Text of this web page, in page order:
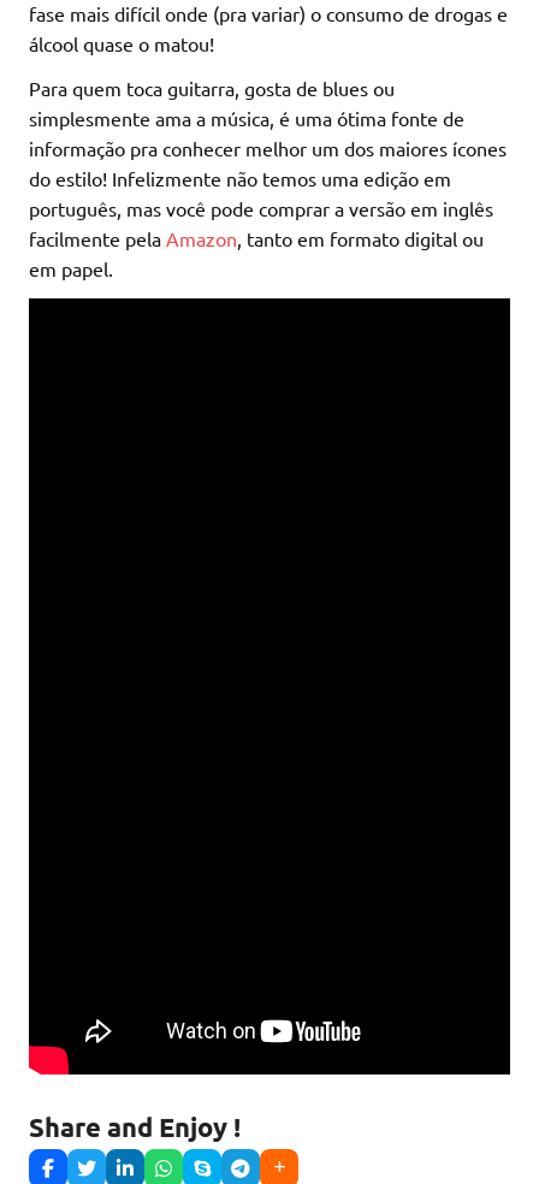
fase mais difícil onde (pra variar) o consumo de drogas e
álcool quase o matou!
Para quem toca guitarra, gosta de blues ou
simplesmente ama a música, é uma ótima fonte de
informação pra conhecer melhor um dos maiores ícones
do estilo! Infelizmente não temos uma edição em
português, mas você pode comprar a versão em inglês
facilmente pela Amazon, tanto em formato digital ou
em papel.
Share and Enjoy !